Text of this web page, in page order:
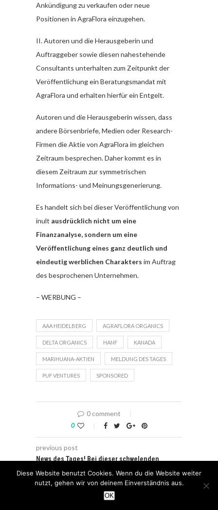
Ankündigung zu verkaufen oder neue
Positionen in AgraFlora einzugehen.
II. Autoren und die Herausgeberin und
Auftraggeber sowie diesen nahestehende
Consultants unterhalten zum Zeitpunkt der
Veröffentlichung ein Beratungsmandat mit
AgraFlora und erhalten hierfür ein Entgelt.
Autoren und die Herausgeberin wissen, dass
andere Börsenbriefe, Medien oder Research-
Firmen die Aktie von AgraFlora im gleichen
Zeitraum besprechen. Daher kommt es in
diesem Zeitraum zur symmetrischen
Informations- und Meinungsgenerierung.
Es handelt sich bei dieser Veröffentlichung von
inult ausdrücklich nicht um eine
Finanzanalyse, sondern um eine
Veröffentlichung eines ganz deutlich und
eindeutig werblichen Charakters im Auftrag
des besprochenen Unternehmen.
– WERBUNG –
AAA HEIDELBERG AGRAFLORA ORGANICS
DELTA ORGANICS HANF KANADA
MARIHUANA-AKTIEN MELDUNG DES TAGES
PUF VENTURES SPONSORED
0 comment
0
previous post
News des Tages! Bei dieser schwelenden
an!
Diese Website benutzt Cookies. Wenn du die Website weiter
nutzt, gehen wir von deinem Einverständnis aus.
OK